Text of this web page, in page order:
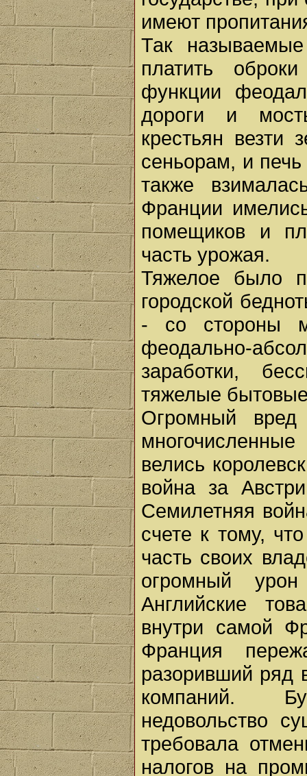
имеют
Так
платить
функции
дороги и
крестьян везти
сеньорам, и
также
Франции
помещиков и
часть урожая.
Тяжелое было
городской
- со стороны
феодально-
заработки,
тяжелые
Огромный вред
велись
война за
Семилетняя
счете к тому,
часть своих
огромный
Английские
внутри самой
Франция
разоривший ряд
компаний.
недовольство
требовала
налогов на